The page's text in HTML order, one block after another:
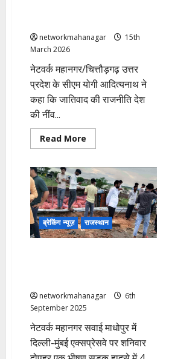
networkmahanagar
15th
March 2026
नेटवर्क महानगर/चित्तौड़गढ़ उत्तर
प्रदेश के सीएम योगी आदित्यनाथ ने
कहा कि जातिवाद की राजनीति देश
की नींव...
Read More
more
सीएम
योगी
बोले-
भारत
को
कमजोर
कर
रही
जातिवाद
ब्रेकिंग न्यूज़ राजस्थान
networkmahanagar
6th
September 2025
नेटवर्क महानगर सवाई माधोपुर में
दिल्ली-मुंबई एक्सप्रेसवे पर शनिवार